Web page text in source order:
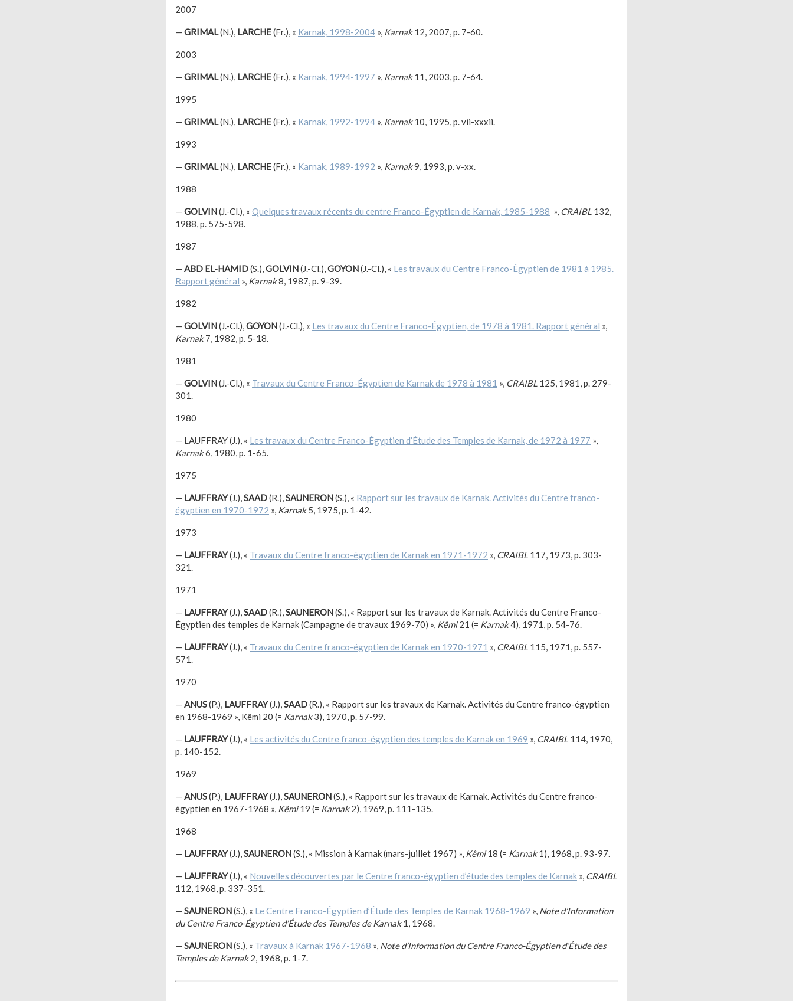
2007
— GRIMAL(N.), LARCHE(Fr.), « Karnak, 1998-2004 », Karnak12, 2007, p. 7-60.
2003
— GRIMAL(N.), LARCHE(Fr.), « Karnak, 1994-1997 », Karnak11, 2003, p. 7-64.
1995
— GRIMAL(N.), LARCHE(Fr.), « Karnak, 1992-1994 », Karnak10, 1995, p. vii-xxxii.
1993
— GRIMAL(N.), LARCHE(Fr.), « Karnak, 1989-1992 », Karnak9, 1993, p. v-xx.
1988
— GOLVIN(J.-Cl.), « Quelques travaux récents du centre Franco-Égyptien de Karnak, 1985-1988 », CRAIBL 132,
1988, p. 575-598.
1987
— ABD EL-HAMID(S.),GOLVIN(J.-Cl.),GOYON(J.-Cl.), « Les travaux du Centre Franco-Égyptien de 1981 à 1985.
Rapport général », Karnak8, 1987, p. 9-39.
1982
— GOLVIN(J.-Cl.),GOYON(J.-Cl.), « Les travaux du Centre Franco-Égyptien, de 1978 à 1981. Rapport général »,
Karnak7, 1982, p. 5-18.
1981
— GOLVIN(J.-Cl.), « Travaux du Centre Franco-Égyptien de Karnak de 1978 à 1981 », CRAIBL 125, 1981, p. 279-
301.
1980
— LAUFFRAY (J.), « Les travaux du Centre Franco-Égyptien d’Étude des Temples de Karnak, de 1972 à 1977 »,
Karnak6, 1980, p. 1-65.
1975
— LAUFFRAY(J.),SAAD(R.),SAUNERON(S.), « Rapport sur les travaux de Karnak. Activités du Centre franco-
égyptien en 1970-1972 », Karnak5, 1975, p. 1-42.
1973
— LAUFFRAY(J.), « Travaux du Centre franco-égyptien de Karnak en 1971-1972 », CRAIBL 117, 1973, p. 303-
321.
1971
— LAUFFRAY(J.),SAAD(R.),SAUNERON(S.), « Rapport sur les travaux de Karnak. Activités du Centre Franco-
Égyptien des temples de Karnak (Campagne de travaux 1969-70) », Kêmi21 (= Karnak4), 1971, p. 54-76.
— LAUFFRAY(J.), « Travaux du Centre franco-égyptien de Karnak en 1970-1971 », CRAIBL 115, 1971, p. 557-
571.
1970
— ANUS(P.), LAUFFRAY(J.),SAAD(R.), « Rapport sur les travaux de Karnak. Activités du Centre franco-égyptien
en 1968-1969 », Kêmi 20 (= Karnak3), 1970, p. 57-99.
— LAUFFRAY(J.), « Les activités du Centre franco-égyptien des temples de Karnak en 1969 », CRAIBL 114, 1970,
p. 140-152.
1969
— ANUS(P.), LAUFFRAY(J.),SAUNERON(S.), « Rapport sur les travaux de Karnak. Activités du Centre franco-
égyptien en 1967-1968 », Kêmi19 (= Karnak2), 1969, p. 111-135.
1968
— LAUFFRAY(J.),SAUNERON(S.), « Mission à Karnak (mars-juillet 1967) », Kêmi18 (= Karnak1), 1968, p. 93-97.
— LAUFFRAY(J.), « Nouvelles découvertes par le Centre franco-égyptien d’étude des temples de Karnak », CRAIBL
112, 1968, p. 337-351.
— SAUNERON(S.), « Le Centre Franco-Égyptien d’Étude des Temples de Karnak 1968-1969 », Note d’Information
du Centre Franco-Égyptien d’Étude des Temples de Karnak1, 1968.
— SAUNERON(S.), « Travaux à Karnak 1967-1968 », Note d’Information du Centre Franco-Égyptien d’Étude des
Temples de Karnak2, 1968, p. 1-7.